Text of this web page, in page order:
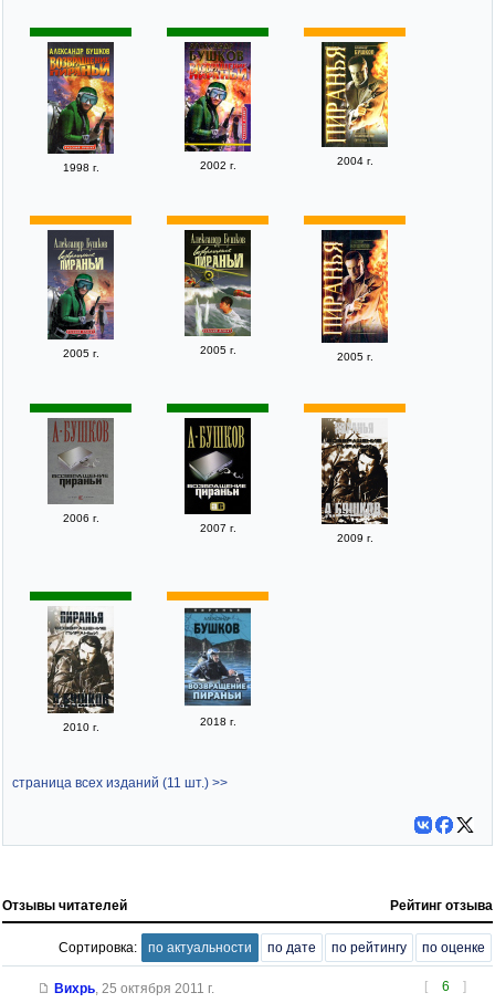
1998 г. 2002 г. 2004 г.
2005 г. 2005 г.
2005 г.
2006 г.
2007 г.
2009 г.
2010 г. 2018 г.
страница всех изданий (11 шт.) >>
Отзывы читателей Рейтинг отзыва
Сортировка: по актуальности по дате по рейтингу по оценке
[ 6 ]
Вихрь, 25 октября 2011 г.